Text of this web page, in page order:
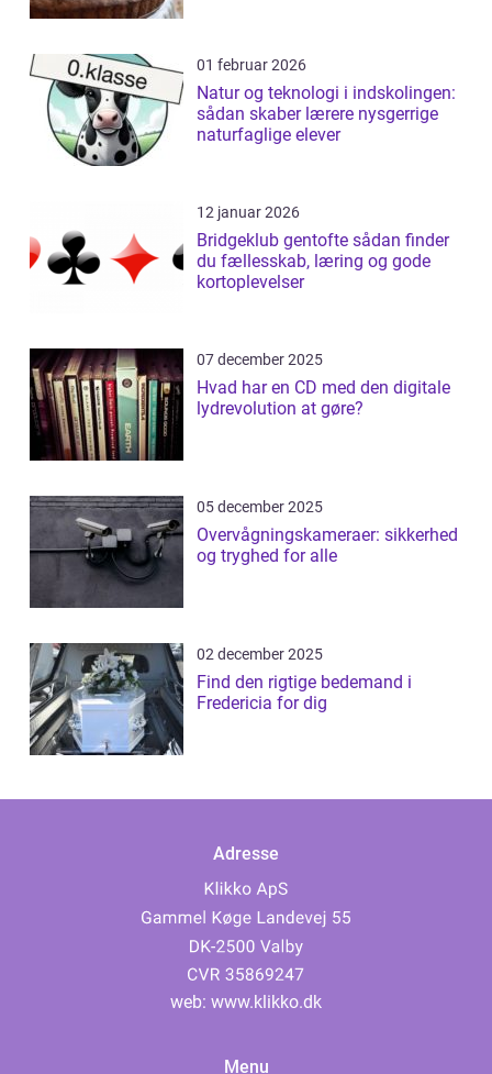
01 februar 2026
Natur og teknologi i indskolingen:
sådan skaber lærere nysgerrige
naturfaglige elever
12 januar 2026
Bridgeklub gentofte sådan finder
du fællesskab, læring og gode
kortoplevelser
07 december 2025
Hvad har en CD med den digitale
lydrevolution at gøre?
05 december 2025
Overvågningskameraer: sikkerhed
og tryghed for alle
02 december 2025
Find den rigtige bedemand i
Fredericia for dig
Adresse
web: www.klikko.dk
Menu